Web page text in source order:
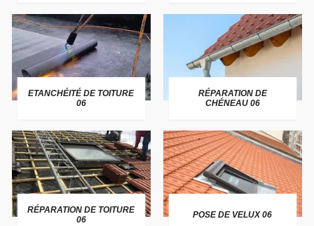
ETANCHÉITÉ DE TOITURE
06
RÉPARATION DE
CHÉNEAU 06
RÉPARATION DE TOITURE
06
POSE DE VELUX 06